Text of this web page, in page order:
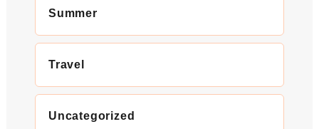
Summer
Travel
Uncategorized